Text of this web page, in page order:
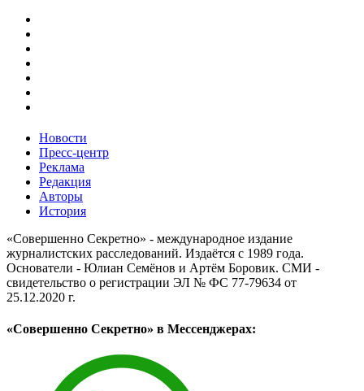
Новости
Пресс-центр
Реклама
Редакция
Авторы
История
«Совершенно Секретно» - международное издание
журналистских расследований. Издаётся с 1989 года.
Основатели - Юлиан Семёнов и Артём Боровик. CМИ -
свидетельство о регистрации ЭЛ № ФС 77-79634 от
25.12.2020 г.
«Совершенно Секретно» в Мессенджерах: